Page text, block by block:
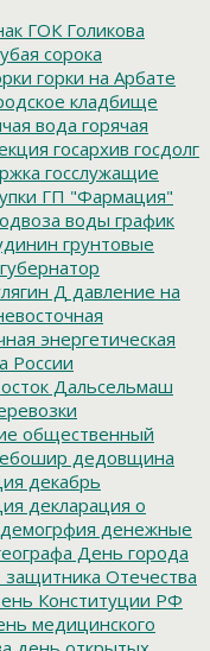
ГОК Голикова
сорока
горки на Арбате
кладбище
вода горячая
госархив госдолг
госслужащие
ГП "Фармация"
воды график
грунтовые
губернатор
Д давление на
энергетическая
России
Дальсельмаш
общественный
дедовщина
декабрь
декларация о
демогрфия денежные
День города
Отечества
Конституции РФ
медицинского